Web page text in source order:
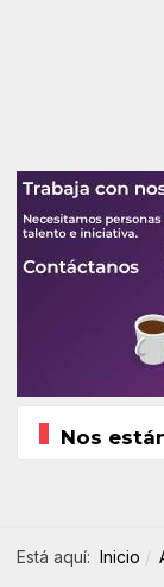
Nos
Está aquí: Inicio